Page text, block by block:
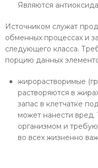
Являются
Источником служат
обменных процессах и
следующего класса.
порцию данных
жирорастворимые
растворяются в
запас в клетчатке
может нанести
организмом и
во всех жизненно